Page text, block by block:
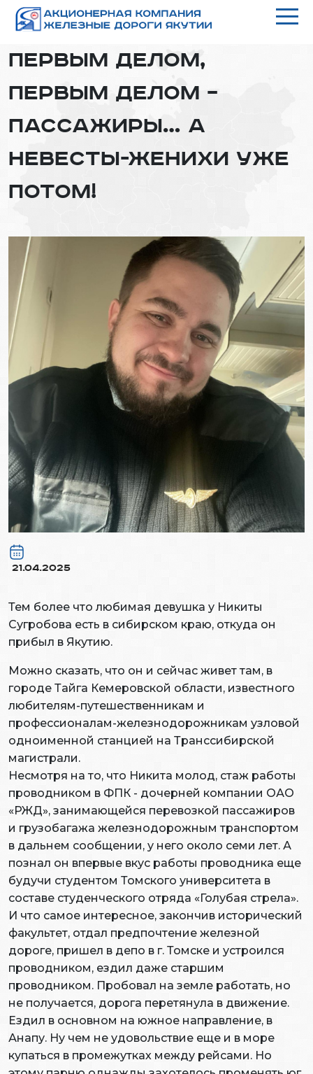
Первым делом,
первым делом –
пассажиры… А
невесты-женихи уже
потом!
21.04.2025
Тем более что любимая девушка у Никиты
Сугробова есть в сибирском краю, откуда он
прибыл в Якутию.
Можно сказать, что он и сейчас живет там, в
городе Тайга Кемеровской области, известного
любителям-путешественникам и
профессионалам-железнодорожникам узловой
одноименной станцией на Транссибирской
магистрали.
Несмотря на то, что Никита молод, стаж работы
проводником в ФПК - дочерней компании ОАО
«РЖД», занимающейся перевозкой пассажиров
и грузобагажа железнодорожным транспортом
в дальнем сообщении, у него около семи лет. А
познал он впервые вкус работы проводника еще
будучи студентом Томского университета в
составе студенческого отряда «Голубая стрела».
И что самое интересное, закончив исторический
факультет, отдал предпочтение железной
дороге, пришел в депо в г. Томске и устроился
проводником, ездил даже старшим
проводником. Пробовал на земле работать, но
не получается, дорога перетянула в движение.
Ездил в основном на южное направление, в
Анапу. Ну чем не удовольствие еще и в море
купаться в промежутках между рейсами. Но